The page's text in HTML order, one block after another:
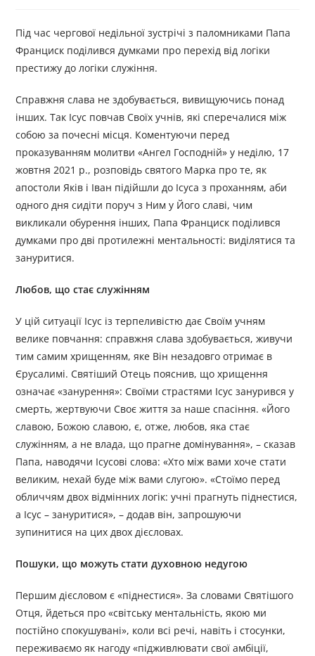
Під час чергової недільної зустрічі з паломниками Папа
Франциск поділився думками про перехід від логіки
престижу до логіки служіння.
Справжня слава не здобувається, вивищуючись понад
інших. Так Ісус повчав Своїх учнів, які сперечалися між
собою за почесні місця. Коментуючи перед
проказуванням молитви «Ангел Господній» у неділю, 17
жовтня 2021 р., розповідь святого Марка про те, як
апостоли Яків і Іван підійшли до Ісуса з проханням, аби
одного дня сидіти поруч з Ним у Його славі, чим
викликали обурення інших, Папа Франциск поділився
думками про дві протилежні ментальності: виділятися та
зануритися.
Любов, що стає служінням
У цій ситуації Ісус із терпеливістю дає Своїм учням
велике повчання: справжня слава здобувається, живучи
тим самим хрищенням, яке Він незадовго отримає в
Єрусалимі. Святіший Отець пояснив, що хрищення
означає «занурення»: Своїми страстями Ісус занурився у
смерть, жертвуючи Своє життя за наше спасіння. «Його
славою, Божою славою, є, отже, любов, яка стає
служінням, а не влада, що прагне домінування», – сказав
Папа, наводячи Ісусові слова: «Хто між вами хоче стати
великим, нехай буде між вами слугою». «Стоїмо перед
обличчям двох відмінних логік: учні прагнуть піднестися,
а Ісус – зануритися», – додав він, запрошуючи
зупинитися на цих двох дієсловах.
Пошуки, що можуть стати духовною недугою
Першим дієсловом є «піднестися». За словами Святішого
Отця, йдеться про «світську ментальність, якою ми
постійно спокушувані», коли всі речі, навіть і стосунки,
переживаємо як нагоду «підживлювати свої амбіції,